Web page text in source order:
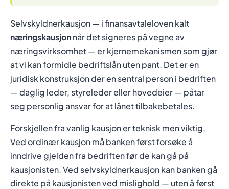
Selvskyldnerkausjon — i finansavtaleloven kalt
næringskausjonnår det signeres på vegne av
næringsvirksomhet — er kjernemekanismen som gjør
at vi kan formidle bedriftslån uten pant. Det er en
juridisk konstruksjon der en sentral person i bedriften
— daglig leder, styreleder eller hovedeier — påtar
seg personlig ansvar for at lånet tilbakebetales.
Forskjellen fra vanlig kausjon er teknisk men viktig.
Ved ordinær kausjon må banken først forsøke å
inndrive gjelden fra bedriften før de kan gå på
kausjonisten. Ved selvskyldnerkausjon kan banken gå
direkte på kausjonisten ved mislighold — uten å først